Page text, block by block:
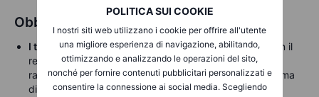
POLITICA SUI COOKIE
I nostri siti web utilizzano i cookie per offrire all'utente
una migliore esperienza di navigazione, abilitando,
ottimizzando e analizzando le operazioni del sito,
nonché per fornire contenuti pubblicitari personalizzati e
consentire la connessione ai social media. Scegliendo
Obbligazioni
I titoli di stato giapponesisono nuovamente scesi, con il
rendimento del JGB a 10 anni di riferimento che ha
raggiunto nuovi margini di modernità sopra il 2,18% prima
di trovare supporto. Il rendimento del JGB a 30 anni di